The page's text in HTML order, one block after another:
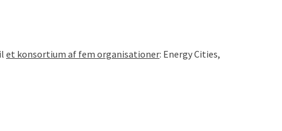
et konsortium af fem organisationer: Energy Cities,